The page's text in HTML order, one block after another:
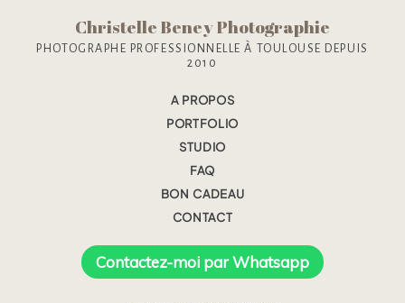
Christelle Beney Photographie
PHOTOGRAPHE PROFESSIONNELLE À TOULOUSE DEPUIS
2010
A PROPOS
PORTFOLIO
STUDIO
FAQ
BON CADEAU
CONTACT
Contactez-moi par Whatsapp